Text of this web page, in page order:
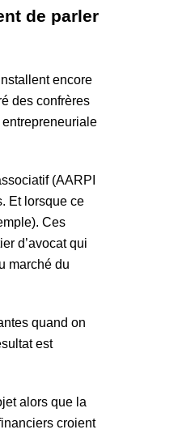
de parler
encore
des confrères
(AARPI
Et lorsque ce
Ces
d’avocat qui
marché du
quand on
est
alors que la
croient